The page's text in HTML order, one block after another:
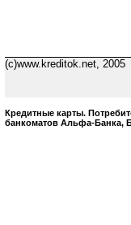
(c)www.kreditok.net, 2005
Кредитные карты.
банкоматов Альфа-Банка,